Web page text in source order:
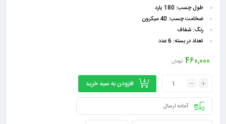
طول چسب:180 یارد
ضخامت چسب:40 میکرون
رنگ:شفاف
تعداد در بسته: 6 عدد
460,000 تومان
افزودن به سبد خرید
آماده ارسال